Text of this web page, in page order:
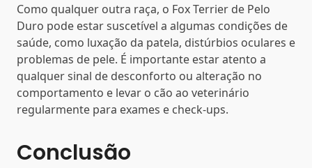
Como qualquer outra raça, o Fox Terrier de Pelo
Duro pode estar suscetível a algumas condições de
saúde, como luxação da patela, distúrbios oculares e
problemas de pele. É importante estar atento a
qualquer sinal de desconforto ou alteração no
comportamento e levar o cão ao veterinário
regularmente para exames e check-ups.
Conclusão